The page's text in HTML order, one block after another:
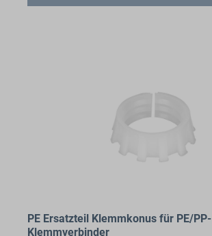
PE Ersatzteil Klemmkonus für PE/PP-
Klemmverbinder